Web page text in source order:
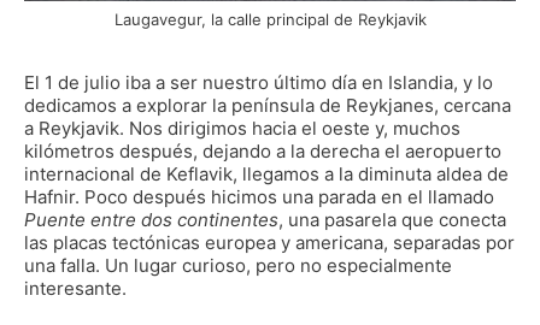
Laugavegur, la calle principal de Reykjavik
El 1 de julio iba a ser nuestro último día en Islandia, y lo
dedicamos a explorar la península de Reykjanes, cercana
a Reykjavik. Nos dirigimos hacia el oeste y, muchos
kilómetros después, dejando a la derecha el aeropuerto
internacional de Keflavik, llegamos a la diminuta aldea de
Hafnir. Poco después hicimos una parada en el llamado
Puente entre dos continentes, una pasarela que conecta
las placas tectónicas europea y americana, separadas por
una falla. Un lugar curioso, pero no especialmente
interesante.